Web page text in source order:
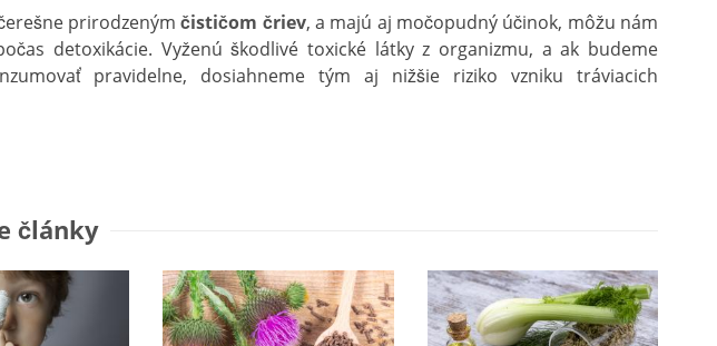
prirodzeným čističom čriev, a majú aj močopudný účinok, môžu nám
detoxikácie. Vyženú škodlivé toxické látky z organizmu, a ak budeme
pravidelne, dosiahneme tým aj nižšie riziko vzniku tráviacich
články